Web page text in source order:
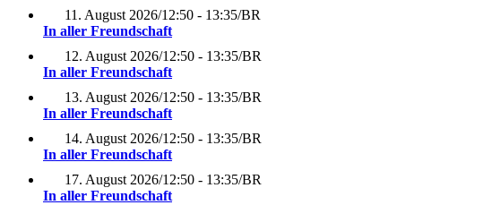
11. August 2026/12:50 - 13:35/BR
In aller Freundschaft
12. August 2026/12:50 - 13:35/BR
In aller Freundschaft
13. August 2026/12:50 - 13:35/BR
In aller Freundschaft
14. August 2026/12:50 - 13:35/BR
In aller Freundschaft
17. August 2026/12:50 - 13:35/BR
In aller Freundschaft